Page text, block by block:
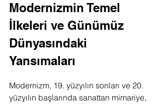
Modernizmin Temel
İlkeleri ve Günümüz
Dünyasındaki
Yansımaları
Modernizm, 19. yüzyılın sonları ve 20.
yüzyılın başlarında sanattan mimariye,